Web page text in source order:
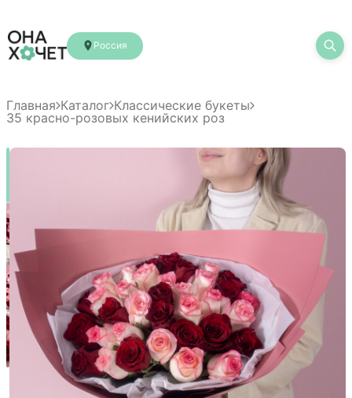
Россия
Главная Каталог Классические букеты
35 красно-розовых кенийских роз